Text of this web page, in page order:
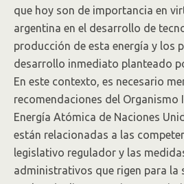
que hoy son de importancia en
argentina en el desarrollo de
producción de esta energía y los
desarrollo inmediato planteado
En este contexto, es necesario
recomendaciones del Organismo
Energía Atómica de Naciones
están relacionadas a las
legislativo regulador y las
administrativos que rigen para la